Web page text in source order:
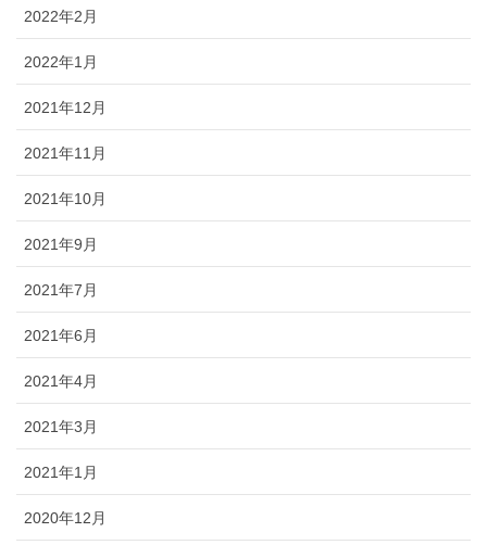
2022年2月
2022年1月
2021年12月
2021年11月
2021年10月
2021年9月
2021年7月
2021年6月
2021年4月
2021年3月
2021年1月
2020年12月